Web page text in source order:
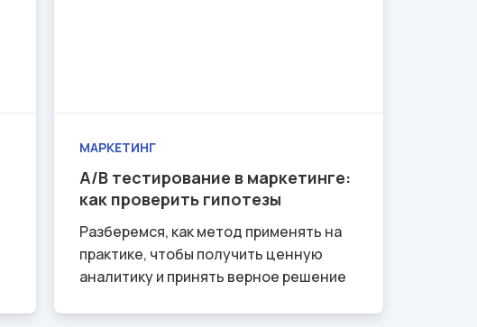
МАРКЕТИНГ
A/B тестирование в маркетинге:
как проверить гипотезы
Разберемся, как метод применять на
практике, чтобы получить ценную
аналитику и принять верное решение